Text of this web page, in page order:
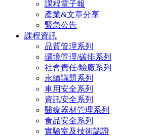
課程電子報
產業&文章分享
緊急公告
課程資訊
品質管理系列
環境管理/碳排系列
社會責任/驗廠系列
永續議題系列
車用安全系列
資訊安全系列
醫療器材管理系列
食品安全系列
實驗室及技術認證